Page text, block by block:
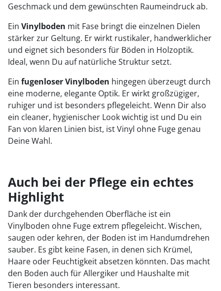
Geschmack und dem gewünschten Raumeindruck ab.
Ein Vinylboden mit Fase bringt die einzelnen Dielen
stärker zur Geltung. Er wirkt rustikaler, handwerklicher
und eignet sich besonders für Böden in Holzoptik.
Ideal, wenn Du auf natürliche Struktur setzt.
Ein fugenloser Vinylboden hingegen überzeugt durch
eine moderne, elegante Optik. Er wirkt großzügiger,
ruhiger und ist besonders pflegeleicht. Wenn Dir also
ein cleaner, hygienischer Look wichtig ist und Du ein
Fan von klaren Linien bist, ist Vinyl ohne Fuge genau
Deine Wahl.
Auch bei der Pflege ein echtes
Highlight
Dank der durchgehenden Oberfläche ist ein
Vinylboden ohne Fuge extrem pflegeleicht. Wischen,
saugen oder kehren, der Boden ist im Handumdrehen
sauber. Es gibt keine Fasen, in denen sich Krümel,
Haare oder Feuchtigkeit absetzen könnten. Das macht
den Boden auch für Allergiker und Haushalte mit
Tieren besonders interessant.